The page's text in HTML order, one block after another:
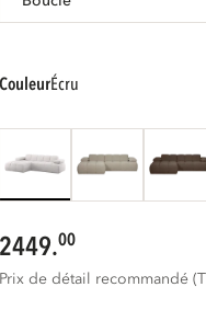
couleur écru
2449.00
Prix de détail recommandé